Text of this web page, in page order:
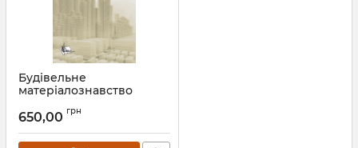
Будівельне
матеріалознавство
650,00 грн